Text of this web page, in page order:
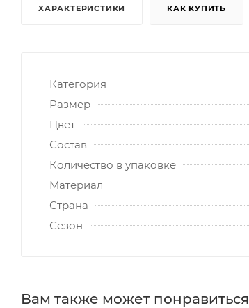
ХАРАКТЕРИСТИКИ КАК КУПИТЬ
Категория
Размер
Цвет
Состав
Количество в упаковке
Материал
Страна
Сезон
Вам также может понравиться